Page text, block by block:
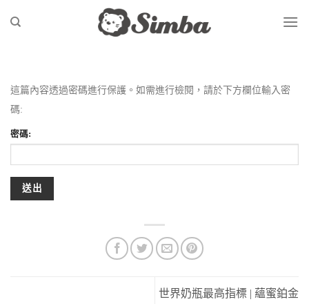
這篇內容透過密碼進行保護。如需進行檢閱，請於下方欄位輸入密
碼:
密碼:
世界奶瓶最高指標 | 蘊蜜鉑金